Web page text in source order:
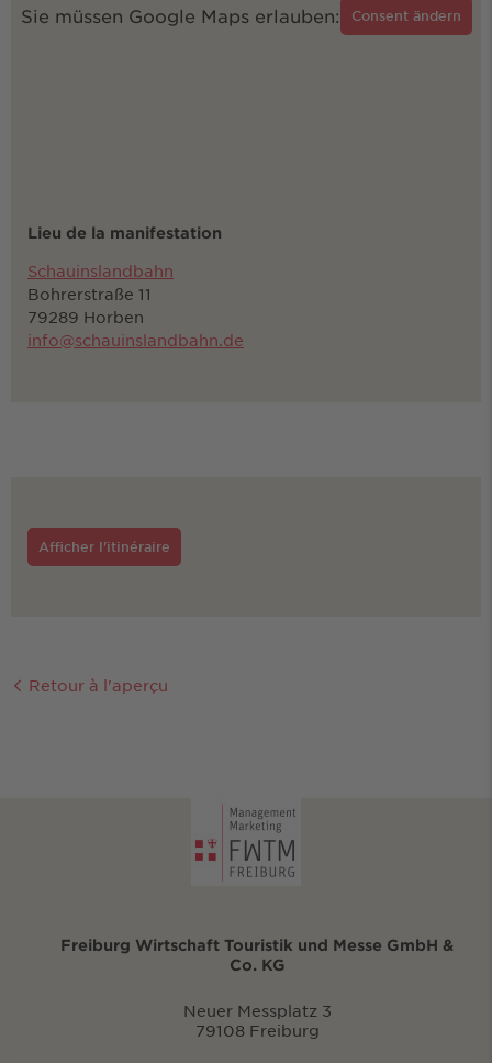
Sie müssen Google Maps erlauben: Consent ändern
Lieu de la manifestation
Schauinslandbahn
Bohrerstraße 11
79289 Horben
info@schauinslandbahn.de
Afficher l'itinéraire
Retour à l'aperçu
Freiburg Wirtschaft Touristik und Messe GmbH &
Co. KG
Neuer Messplatz 3
79108 Freiburg